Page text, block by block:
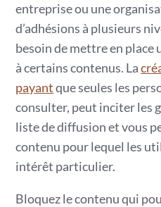
entreprise ou une
d’adhésions à plusieurs
besoin de mettre en place
à certains contenus. La
payantque seules les
consulter, peut inciter les
liste de diffusion et vous
contenu pour lequel les
intérêt particulier.
Bloquez le contenu qui